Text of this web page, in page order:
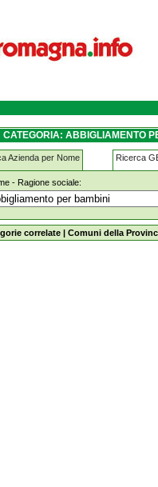
san-giovanni-
CATEGORIA: ABBIGLIAMENTO
Azienda per Nome Ricerca
- Ragione sociale:
per-bambini san-
correlate | Comuni della